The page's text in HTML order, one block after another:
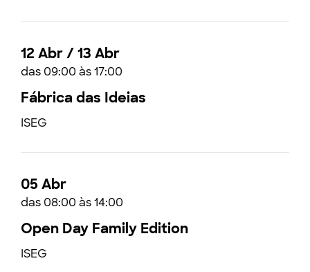
12 Abr / 13 Abr
das 09:00 às 17:00
Fábrica das Ideias
ISEG
05 Abr
das 08:00 às 14:00
Open Day Family Edition
ISEG